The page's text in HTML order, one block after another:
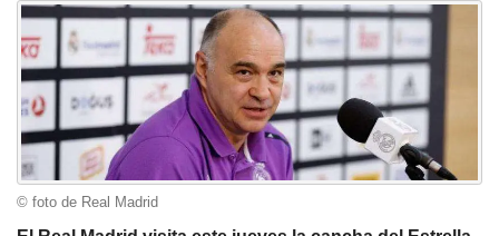
© foto de Real Madrid